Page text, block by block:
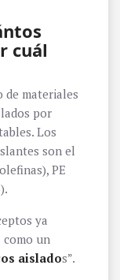
cuál
de materiales
por
Los
son el
PE
ya
como un
aislados”.